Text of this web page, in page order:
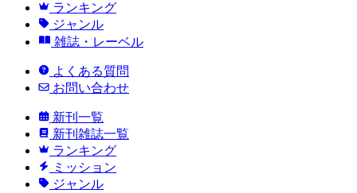
ランキング
ジャンル
雑誌・レーベル
よくある質問
お問い合わせ
新刊一覧
新刊雑誌一覧
ランキング
ミッション
ジャンル